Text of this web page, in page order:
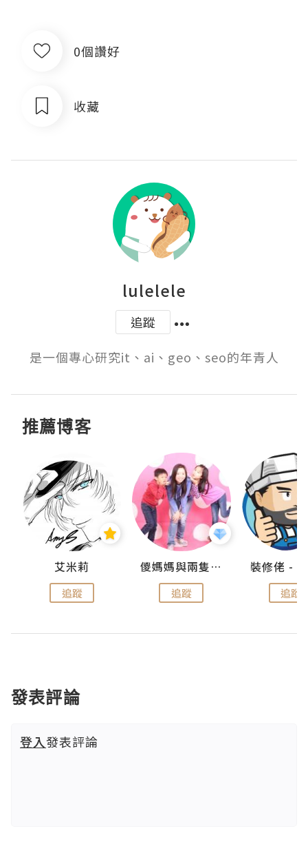
0個讚好
收藏
lulelele
追蹤
是一個專心研究it、ai、geo、seo的年青人
推薦博客
艾米莉
追蹤
儍媽媽與兩隻小魔怪之家
追蹤 追蹤
發表評論
登入發表評論